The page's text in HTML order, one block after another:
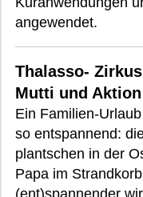
angewendet.
Thalasso-
Mutti und
Ein Familien-
so entspannend:
plantschen in der
Papa im
(ent)spannender